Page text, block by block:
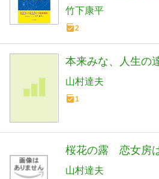
ガイド ―準備から
―
竹下康平
2
本来みな、人生の
山村達夫
1
桜花の露 恋女房
山村達夫